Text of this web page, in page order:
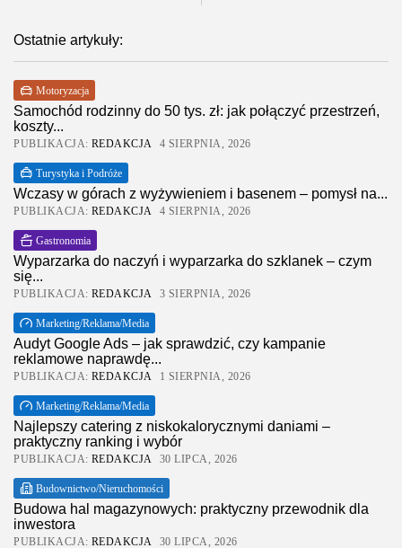
Ostatnie artykuły:
Motoryzacja
Samochód rodzinny do 50 tys. zł: jak połączyć przestrzeń,
koszty...
PUBLIKACJA: REDAKCJA 4 SIERPNIA, 2026
Turystyka i Podróże
Wczasy w górach z wyżywieniem i basenem – pomysł na...
PUBLIKACJA: REDAKCJA 4 SIERPNIA, 2026
Gastronomia
Wyparzarka do naczyń i wyparzarka do szklanek – czym
się...
PUBLIKACJA: REDAKCJA 3 SIERPNIA, 2026
Marketing/Reklama/Media
Audyt Google Ads – jak sprawdzić, czy kampanie
reklamowe naprawdę...
PUBLIKACJA: REDAKCJA 1 SIERPNIA, 2026
Marketing/Reklama/Media
Najlepszy catering z niskokalorycznymi daniami –
praktyczny ranking i wybór
PUBLIKACJA: REDAKCJA 30 LIPCA, 2026
Budownictwo/Nieruchomości
Budowa hal magazynowych: praktyczny przewodnik dla
inwestora
PUBLIKACJA: REDAKCJA 30 LIPCA, 2026